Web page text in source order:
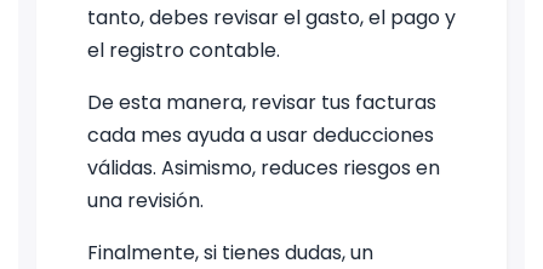
tanto, debes revisar el gasto, el pago y
el registro contable.
De esta manera, revisar tus facturas
cada mes ayuda a usar deducciones
válidas. Asimismo, reduces riesgos en
una revisión.
Finalmente, si tienes dudas, un